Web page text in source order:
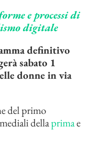
e processi di
digitale
definitivo
sabato 1
donne in via
del primo
dellaprimae